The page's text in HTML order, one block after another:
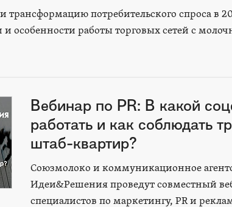
трансформацию потребительского спроса в
особенности работы торговых сетей с
Вебинар по PR: В какой
работать и как соблюдать
штаб-квартир?
Союзмолоко и коммуникационное
Идеи&Решения проведут совместный
специалистов по маркетингу, PR и